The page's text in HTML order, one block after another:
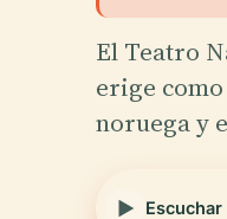
El Teatro
erige
noruega y